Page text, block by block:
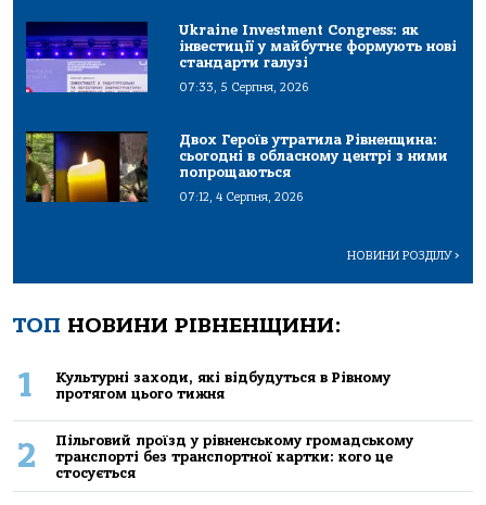
Ukraine Investment Congress: як
інвестиції у майбутнє формують нові
стандарти галузі
07:33, 5 Серпня, 2026
Двох Героїв утратила Рівненщина:
сьогодні в обласному центрі з ними
попрощаються
07:12, 4 Серпня, 2026
НОВИНИ РОЗДІЛУ>
ТОП НОВИНИ РІВНЕНЩИНИ:
1
Культурні заходи, які відбудуться в Рівному
протягом цього тижня
2
Пільговий проїзд у рівненському громадському
транспорті без транспортної картки: кого це
стосується